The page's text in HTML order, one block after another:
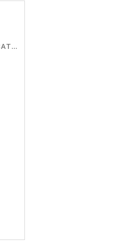
TARIERE 20V SANS BATTERIE WQE15801